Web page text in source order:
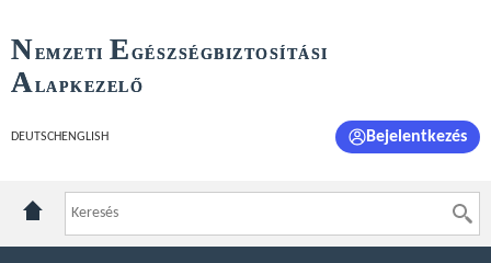
NEMZETI E GÉSZSÉGBIZTOSÍTÁSI
ALAPKEZELŐ
DEUTSCH ENGLISH Bejelentkezés